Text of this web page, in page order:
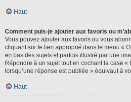
Haut
Comment puis-je ajouter aux favoris ou
Vous pouvez ajouter aux favoris ou vous
cliquant sur le lien approprié dans le menu «
en bas des sujets et parfois illustré par une
Répondre à un sujet tout en cochant la case «
lorsqu’une réponse est publiée » équivaut à
Haut